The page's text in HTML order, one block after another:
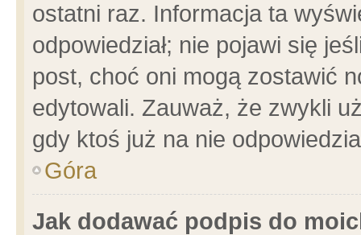
ostatni raz. Informacja ta
odpowiedział; nie pojawi się
post, choć oni mogą zostawić
edytowali. Zauważ, że zwykli
gdy ktoś już na nie
Góra
Jak dodawać podpis do